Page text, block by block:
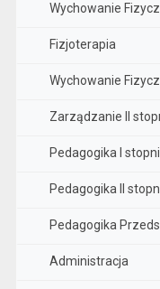
Wychowanie
Fizjoterapia
Wychowanie
Zarządzanie II
Pedagogika I
Pedagogika II
Pedagogika
Administracja